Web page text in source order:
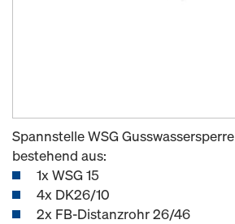
Spannstelle WSG
bestehend aus:
1x WSG 15
4x DK26/10
2x FB-Distanzrohr 26/46